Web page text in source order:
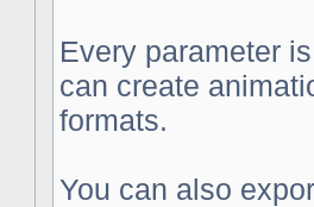
Every parameter
can create
formats.
You can also